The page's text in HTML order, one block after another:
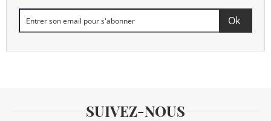
SUIVEZ-NOUS